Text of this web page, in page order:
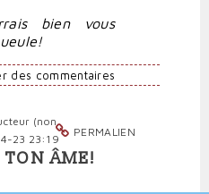
bien vous
des commentaires
PERMALIEN
(non
23 23:19
TON ÂME!